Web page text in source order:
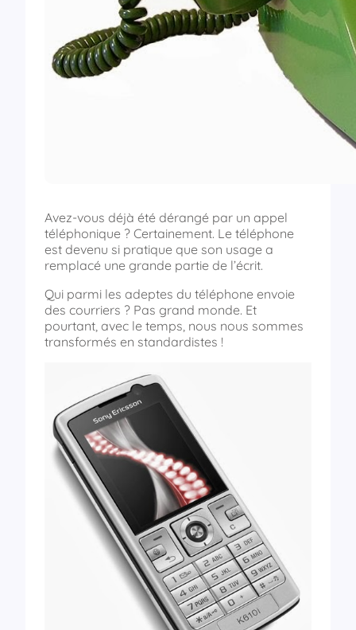
Avez-vous déjà été dérangé par un appel
téléphonique ? Certainement. Le téléphone
est devenu si pratique que son usage a
remplacé une grande partie de l’écrit.
Qui parmi les adeptes du téléphone envoie
des courriers ? Pas grand monde. Et
pourtant, avec le temps, nous nous sommes
transformés en standardistes !